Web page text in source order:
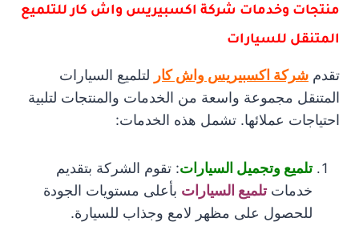
منتجات وخدمات شركة اكسبيريس واش كار للتلميع
المتنقل للسيارات
تقدم شركة اكسبيريس واش كار لتلميع السيارات
المتنقل مجموعة واسعة من الخدمات والمنتجات لتلبية
احتياجات عملائها. تشمل هذه الخدمات:
تلميع وتجميل السيارات: تقوم الشركة بتقديم
خدماتتلميع السيارات بأعلى مستويات الجودة
للحصول على مظهر لامع وجذاب للسيارة.